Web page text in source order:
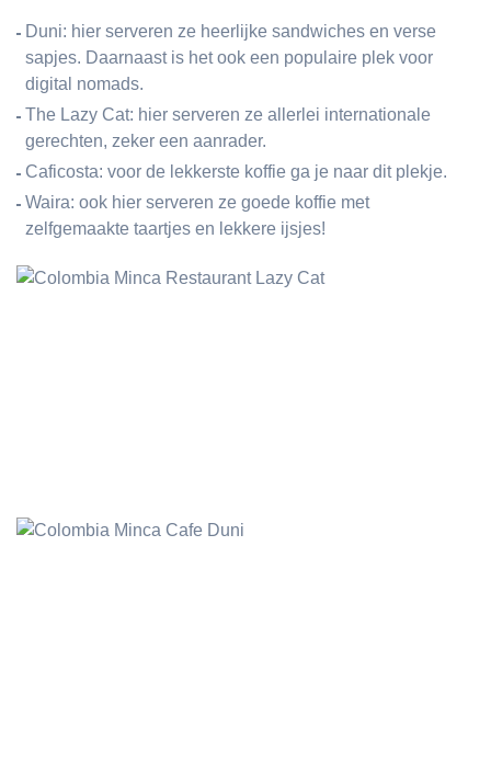
Duni: hier serveren ze heerlijke sandwiches en verse
sapjes. Daarnaast is het ook een populaire plek voor
digital nomads.
The Lazy Cat: hier serveren ze allerlei internationale
gerechten, zeker een aanrader.
Caficosta: voor de lekkerste koffie ga je naar dit plekje.
Waira: ook hier serveren ze goede koffie met
zelfgemaakte taartjes en lekkere ijsjes!